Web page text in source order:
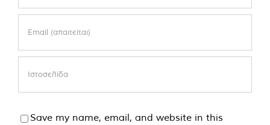
Save my name, email, and website in this